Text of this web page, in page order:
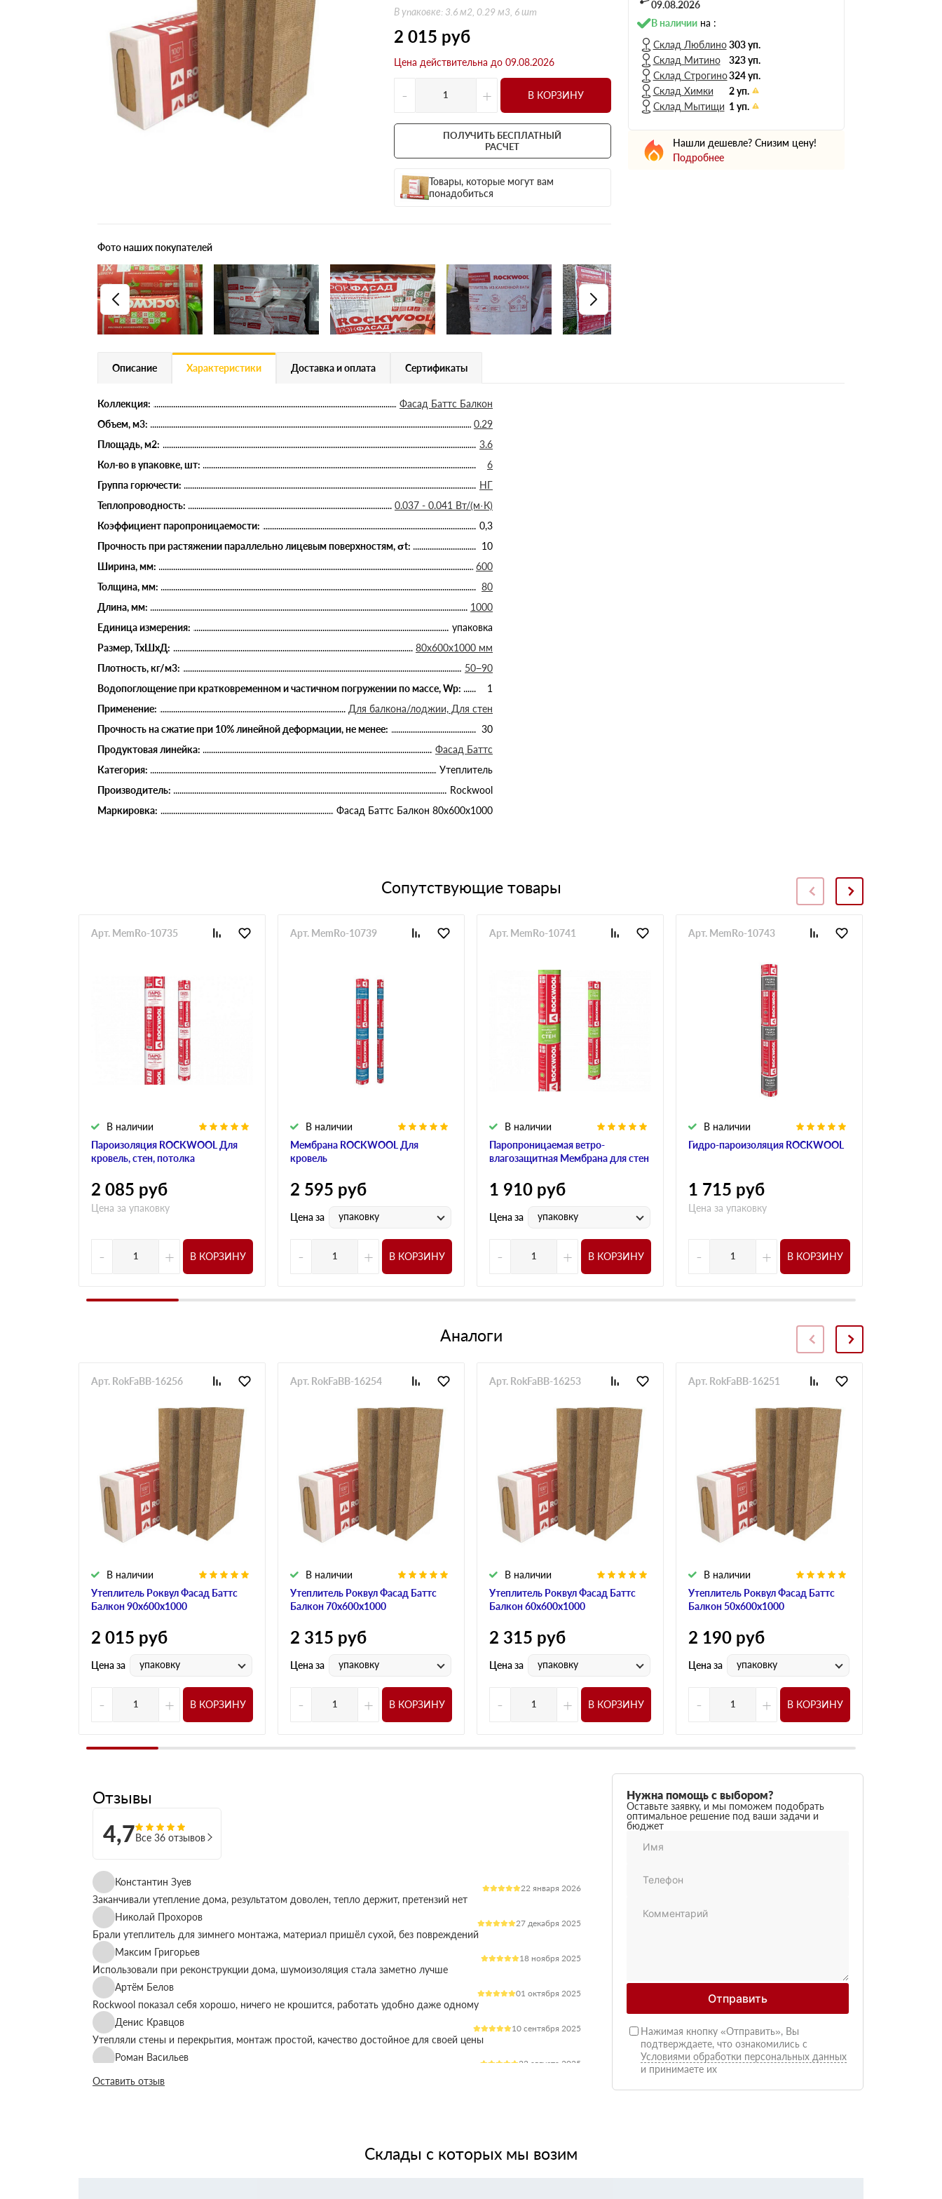
Плитные материалы
Цилиндры навивные
CONLIT SL 150
50 мм
50 мм
100 мм
150 мм
Д Оптима
В Оптима
Д Стандарт
Н Экстра
Применение
Для пола
Для фундамента
В упаковке: 3.6 м2, 0.29 м3, 6 шт
2 015 руб
Цена действительна до 09.08.2026
- + В КОРЗИНУ
ПОЛУЧИТЬ БЕСПЛАТНЫЙ
РАСЧЕТ
Товары, которые могут вам
понадобиться
09.08.2026
В наличиина :
Склад Люблино 303 уп.
Склад Митино
323 уп.
Склад Строгино324 уп.
Склад Химки
2 уп.
Склад Мытищи 1 уп.
Нашли дешевле? Снизим цену!
Подробнее
Фото наших покупателей
Описание Характеристики Доставка и оплата Сертификаты
Коллекция:
Фасад Баттс Балкон
Объем, м3:
0.29
Площадь, м2:
3.6
Кол-во в упаковке, шт:
6
Группа горючести:
НГ
Теплопроводность:
0.037 - 0.041 Вт/(м·К)
Коэффициент паропроницаемости:
0,3
Прочность при растяжении параллельно лицевым поверхностям, σt:
10
Ширина, мм:
600
Толщина, мм:
80
Длина, мм:
1000
Единица измерения:
упаковка
Размер, ТхШхД:
80х600х1000 мм
Плотность, кг/м3:
50−90
Водопоглощение при кратковременном и частичном погружении по массе, Wp:
1
Применение:
Для балкона/лоджии, Для стен
Прочность на сжатие при 10% линейной деформации, не менее:
30
Продуктовая линейка:
Фасад Баттс
Категория:
Утеплитель
Производитель:
Rockwool
Маркировка:
Фасад Баттс Балкон 80х600х1000
Сопутствующие товары
Пароизоляция ROCKWOOL Для
кровель, стен, потолка
В наличии
Арт. MemRo-10735
2 085 руб
Цена за упаковку
- + В КОРЗИНУ
Мембрана ROCKWOOL Для
кровель
В наличии
Арт. MemRo-10739
2 595 руб
Цена за упаковку
- + В КОРЗИНУ
Паропроницаемая ветро-
влагозащитная Мембрана для стен
В наличии
Арт. MemRo-10741
1 910 руб
Цена за упаковку
- + В КОРЗИНУ
Гидро-пароизоляция ROCKWOOL
В наличии
Арт. MemRo-10743
1 715 руб
Цена за упаковку
- + В КОРЗИНУ
Аналоги
Утеплитель Роквул Фасад Баттс
Балкон 90х600х1000
В наличии
Арт. RokFaBB-16256
2 015 руб
Цена за упаковку
- + В КОРЗИНУ
Утеплитель Роквул Фасад Баттс
Балкон 70х600х1000
В наличии
Арт. RokFaBB-16254
2 315 руб
Цена за упаковку
- + В КОРЗИНУ
Утеплитель Роквул Фасад Баттс
Балкон 60х600х1000
В наличии
Арт. RokFaBB-16253
2 315 руб
Цена за упаковку
- + В КОРЗИНУ
Утеплитель Роквул Фасад Баттс
Балкон 50х600х1000
В наличии
Арт. RokFaBB-16251
2 190 руб
Цена за упаковку
- + В КОРЗИНУ
Отзывы
4,7Все 36 отзывов
Константин Зуев
22 января 2026
Заканчивали утепление дома, результатом доволен, тепло держит, претензий нет
Николай Прохоров
27 декабря 2025
Брали утеплитель для зимнего монтажа, материал пришёл сухой, без повреждений
Максим Григорьев
18 ноября 2025
Использовали при реконструкции дома, шумоизоляция стала заметно лучше
Артём Белов
01 октября 2025
Rockwool показал себя хорошо, ничего не крошится, работать удобно даже одному
Денис Кравцов
10 сентября 2025
Утепляли стены и перекрытия, монтаж простой, качество достойное для своей цены
Роман Васильев
22 августа 2025
Материал соответствует описанию, после утепления расходы на отопление стали ниже
Оставить отзыв
Нужна помощь с выбором?
Оставьте заявку, и мы поможем подобрать
оптимальное решение под ваши задачи и
бюджет
Отправить
Нажимая кнопку «Отправить», Вы
подтверждаете, что ознакомились с
Условиями обработки персональных данных
и принимаете их
Склады с которых мы возим